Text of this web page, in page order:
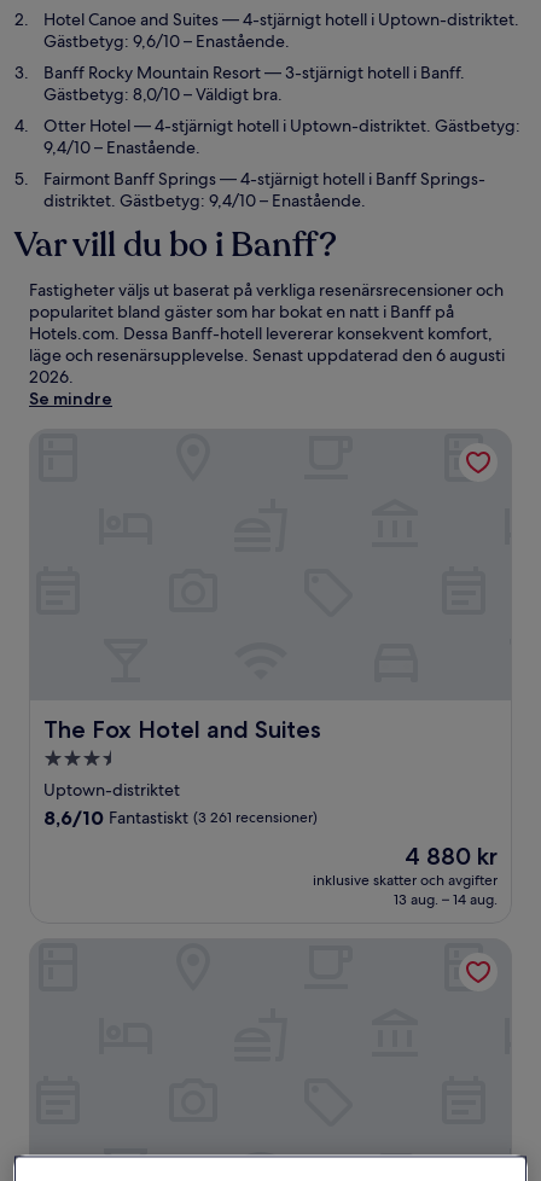
Hotel Canoe and Suites— 4-stjärnigt hotell i Uptown-distriktet.
Gästbetyg: 9,6/10 – Enastående.
Banff Rocky Mountain Resort— 3-stjärnigt hotell i Banff.
Gästbetyg: 8,0/10 – Väldigt bra.
Otter Hotel— 4-stjärnigt hotell i Uptown-distriktet. Gästbetyg:
9,4/10 – Enastående.
Fairmont Banff Springs— 4-stjärnigt hotell i Banff Springs-
distriktet. Gästbetyg: 9,4/10 – Enastående.
Var vill du bo i Banff?
Fastigheter väljs ut baserat på verkliga resenärsrecensioner och
popularitet bland gäster som har bokat en natt i Banff på
Hotels.com. Dessa Banff-hotell levererar konsekvent komfort,
läge och resenärsupplevelse. Senast uppdaterad den6 augusti
2026.
Se mindre
The Fox Hotel and Suites
The Fox Hotel and Suites
3.5-
stjärnigt
boende
Uptown-distriktet
8.6
8,6/10 Fantastiskt (3 261 recensioner)
Priset
är
4 880 kr
4 880 kr
inklusive skatter och avgifter
13 aug. – 14 aug.